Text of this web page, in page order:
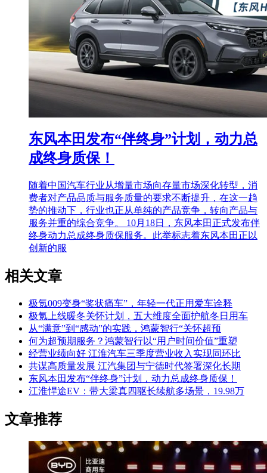
东风本田发布“伴终身”计划，动力总
成终身质保！
随着中国汽车行业从增量市场向存量市场深化转型，消
费者对产品品质与服务质量的要求不断提升，在这一趋
势的推动下，行业也正从单纯的产品竞争，转向产品与
服务并重的综合竞争。 10月18日，东风本田正式发布伴
终身动力总成终身质保服务。此举标志着东风本田正以
创新的服
相关文章
极氪009变身“奖状痛车”，年轻一代正用爱车诠释
极氪上线暖冬关怀计划，五大维度全面护航冬日用车
从“满意”到“感动”的实践，鸿蒙智行“关怀超预
何为超预期服务？鸿蒙智行以“用户时间价值”重塑
经营业绩向好 江淮汽车三季度营业收入实现同环比
共谋高质量发展 江汽集团与宁德时代签署深化长期
东风本田发布“伴终身”计划，动力总成终身质保！
江淮悍途EV：带大梁真四驱长续航多场景，19.98万
文章推荐